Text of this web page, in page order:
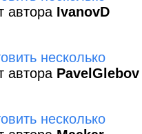
автора IvanovD
несколько
автора PavelGlebov
несколько